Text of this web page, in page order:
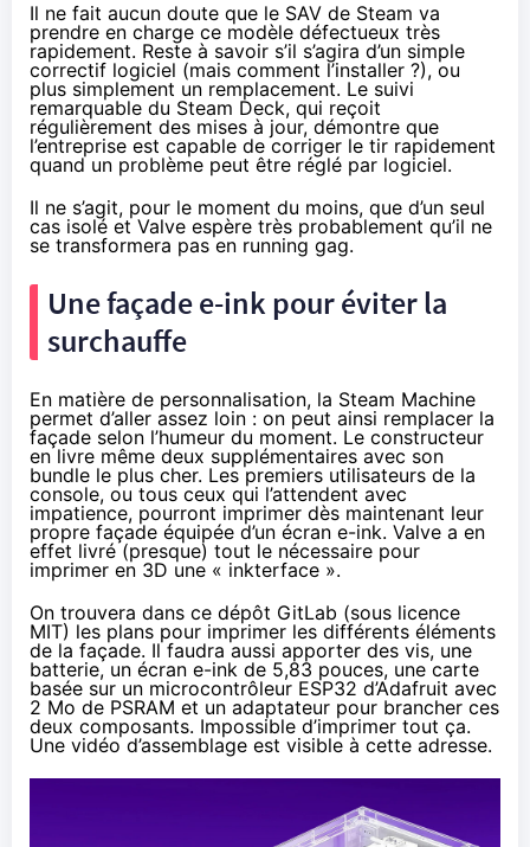
Il ne fait aucun doute que le SAV de Steam va
prendre en charge ce modèle défectueux très
rapidement. Reste à savoir s’il s’agira d’un simple
correctif logiciel (mais comment l’installer ?), ou
plus simplement un remplacement. Le suivi
remarquable du Steam Deck, qui reçoit
régulièrement des mises à jour, démontre que
l’entreprise est capable de corriger le tir rapidement
quand un problème peut être réglé par logiciel.
Il ne s’agit, pour le moment du moins, que d’un seul
cas isolé et Valve espère très probablement qu’il ne
se transformera pas en running gag.
Une façade e-ink pour éviter la
surchauffe
En matière de personnalisation, la Steam Machine
permet d’aller assez loin : on peut ainsi remplacer la
façade selon l’humeur du moment. Le constructeur
en livre même deux supplémentaires avec son
bundle le plus cher. Les premiers utilisateurs de la
console, ou tous ceux qui l’attendent avec
impatience, pourront imprimer dès maintenant leur
propre façade équipée d’un écran e-ink. Valve a en
effet livré (presque) tout le nécessaire pour
imprimer en 3D une « inkterface ».
On trouvera dans ce dépôt GitLab (sous licence
MIT) les plans pour imprimer les différents éléments
de la façade. Il faudra aussi apporter des vis, une
batterie, un écran e-ink de 5,83 pouces, une carte
basée sur un microcontrôleur ESP32 d’Adafruit avec
2 Mo de PSRAM et un adaptateur pour brancher ces
deux composants. Impossible d’imprimer tout ça.
Une vidéo d’assemblage est visible à cette adresse.